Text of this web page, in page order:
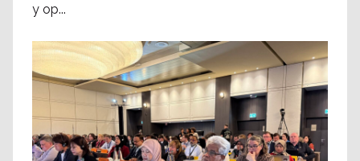
y op...